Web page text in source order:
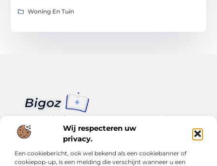
Wij respecteren uw
privacy.
Een cookiebericht, ook wel bekend als een cookiebanner of
cookiepop-up, is een melding die verschijnt wanneer u een
Woning En Tuin
Van klein nieuws tot grote trends – alles op Bigoz.nl.
Lees inspirerende blogs en artikelen over het dagelijks leven,
actualiteit en meer.
Bericht categorie